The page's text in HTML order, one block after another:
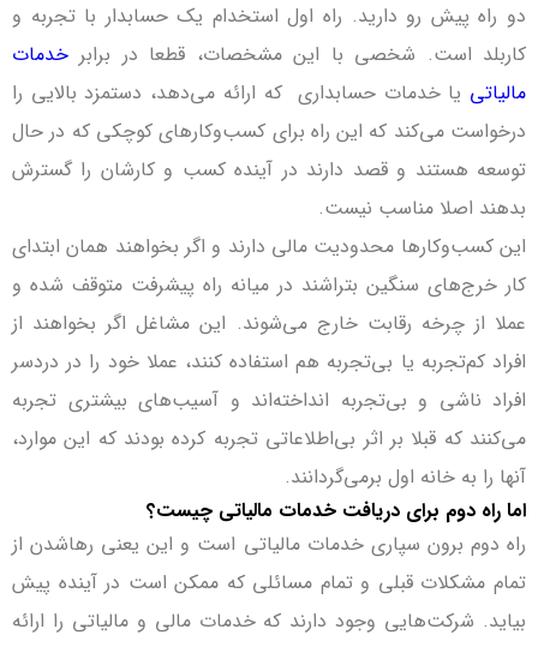
دو راه پیش رو دارید. راه اول استخدام یک حسابدار با تجربه و
کاربلد است. شخصی با این مشخصات، قطعا در برابر خدمات
مالیاتی یا خدمات حسابداری که ارائه می‌دهد، دستمزد بالایی را
درخواست می‌کند که این راه برای کسب‌وکارهای کوچکی که در حال
توسعه هستند و قصد دارند در آینده کسب و کارشان را گسترش
بدهند اصلا مناسب نیست.
این کسب‌وکارها محدودیت مالی دارند و اگر بخواهند همان ابتدای
کار خرج‌های سنگین بتراشند در میانه راه پیشرفت متوقف شده و
عملا از چرخه رقابت خارج می‌شوند. این مشاغل اگر بخواهند از
افراد کم‌تجربه یا بی‌تجربه هم استفاده کنند، عملا خود را در دردسر
افراد ناشی و بی‌تجربه انداخته‌اند و آسیب‌های بیشتری تجربه
می‌کنند که قبلا بر اثر بی‌اطلاعاتی تجربه کرده بودند که این موارد،
آنها را به خانه اول برمی‌گردانند.
اما راه دوم برای دریافت خدمات مالیاتی چیست؟
راه دوم برون سپاری خدمات مالیاتی است و این یعنی رهاشدن از
تمام مشکلات قبلی و تمام مسائلی که ممکن است در آینده پیش
بیاید. شرکت‌هایی وجود دارند که خدمات مالی و مالیاتی را ارائه